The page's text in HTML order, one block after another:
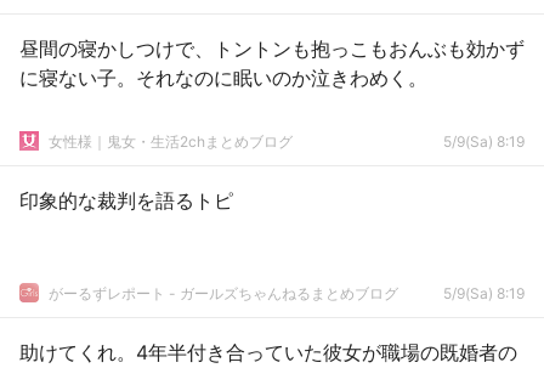
昼間の寝かしつけで、トントンも抱っこもおんぶも効かず
に寝ない子。それなのに眠いのか泣きわめく。
女性様｜鬼女・生活2chまとめブログ 5/9(Sa) 8:19
印象的な裁判を語るトピ
がーるずレポート - ガールズちゃんねるまとめブログ 5/9(Sa) 8:19
助けてくれ。4年半付き合っていた彼女が職場の既婚者の